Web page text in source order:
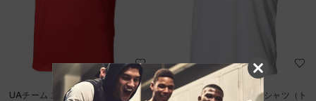
UAチーム スリーブレス シャツ（ラ
UAチーム スリーブレス シャツ（ト